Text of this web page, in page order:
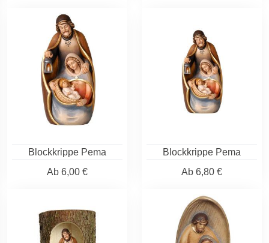
Blockkrippe Pema
Ab 6,00 €
Blockkrippe Pema
Ab 6,80 €